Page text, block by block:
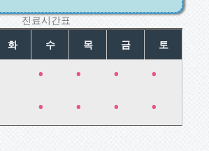
진료시간표
화 수 목 금 토
• • • •
• • • •